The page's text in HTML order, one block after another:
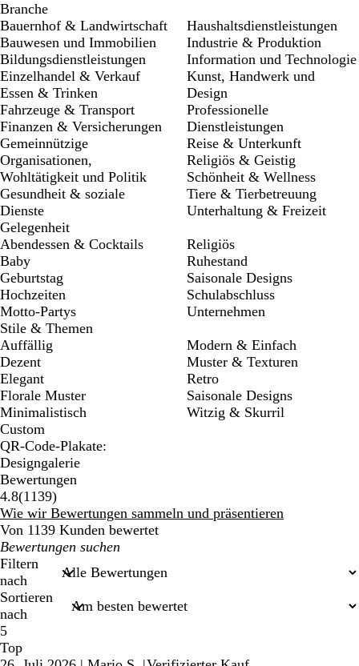
Branche
Bauernhof & Landwirtschaft
Bauwesen und Immobilien
Bildungsdienstleistungen
Einzelhandel & Verkauf
Essen & Trinken
Fahrzeuge & Transport
Finanzen & Versicherungen
Gemeinnützige
Organisationen,
Wohltätigkeit und Politik
Gesundheit & soziale
Dienste
Haushaltsdienstleistungen
Industrie & Produktion
Information und Technologie
Kunst, Handwerk und
Design
Professionelle
Dienstleistungen
Reise & Unterkunft
Religiös & Geistig
Schönheit & Wellness
Tiere & Tierbetreuung
Unterhaltung & Freizeit
Gelegenheit
Abendessen & Cocktails
Baby
Geburtstag
Hochzeiten
Motto-Partys
Religiös
Ruhestand
Saisonale Designs
Schulabschluss
Unternehmen
Stile & Themen
Auffällig
Dezent
Elegant
Florale Muster
Minimalistisch
Modern & Einfach
Muster & Texturen
Retro
Saisonale Designs
Witzig & Skurril
Custom
QR-Code-Plakate:
Designgalerie
Bewertungen
4.8(11391139
Bewertungen
)
Wie wir Bewertungen sammeln und präsentieren
Von 1139 Kunden bewertet
Meine
Sucheingaben
Filtern
nach
Sortieren
nach
5
Top